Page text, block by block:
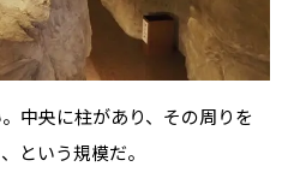
中央に柱があり、その周りを
という規模だ。